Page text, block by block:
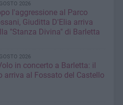
2026
l'aggressione al Parco
Giuditta D'Elia arriva
"Stanza Divina" di Barletta
2026
in concerto a Barletta: il
arriva al Fossato del Castello